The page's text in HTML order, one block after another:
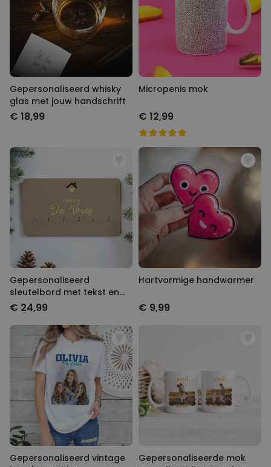
Gepersonaliseerd whisky
glas met jouw handschrift
€ 18,99
Micropenis mok
€ 12,99
Gepersonaliseerd
sleutelbord met tekst en
symbool
€ 24,99
Hartvormige handwarmer
€ 9,99
Gepersonaliseerd vintage
Gepersonaliseerde mok